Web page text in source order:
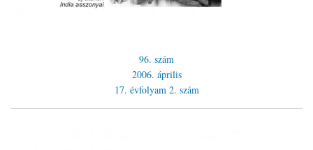
96. szám
2006. április
17. évfolyam 2. szám